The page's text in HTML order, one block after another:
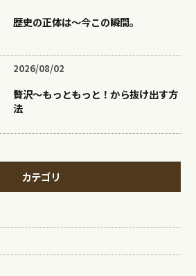
歴史の正体は〜今この瞬間。
2026/08/02
贅沢〜もっともっと！から抜け出す方
法
カテゴリ